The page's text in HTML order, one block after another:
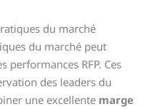
du marché
du marché peut
performances RFP. Ces
des leaders du
une excellente marge